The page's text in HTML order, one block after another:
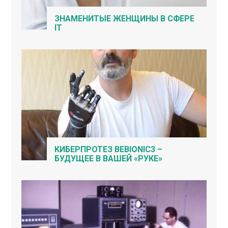
ЗНАМЕНИТЫЕ ЖЕНЩИНЫ В СФЕРЕ
IT
КИБЕРПРОТЕЗ BEBIONIC3 –
БУДУЩЕЕ В ВАШЕЙ «РУКЕ»